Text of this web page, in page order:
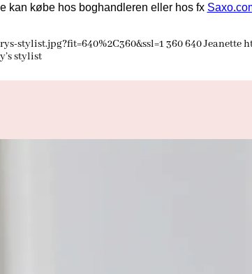
kan købe hos boghandleren eller hos fx
stylist.jpg?fit=640%2C360&ssl=1 360640Jeanette
stylist